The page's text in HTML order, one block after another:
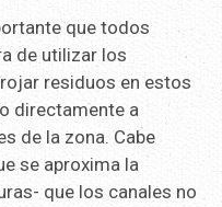
que todos
de utilizar los
residuos en estos
directamente a
de la zona. Cabe
se aproxima la
que los canales no